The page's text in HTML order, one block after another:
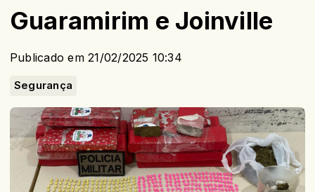
Guaramirim e Joinville
Publicado em 21/02/2025 10:34
Segurança